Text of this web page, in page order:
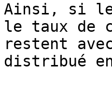
Ainsi, si les
le taux de
restent
distribué